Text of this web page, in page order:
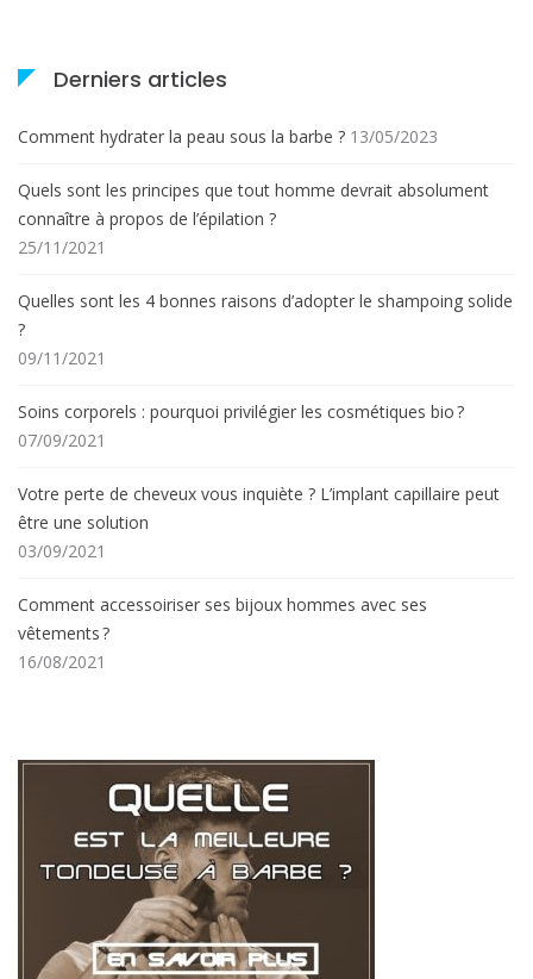
Derniers articles
Comment hydrater la peau sous la barbe ? 13/05/2023
Quels sont les principes que tout homme devrait absolument
connaître à propos de l’épilation ?
25/11/2021
Quelles sont les 4 bonnes raisons d’adopter le shampoing solide
?
09/11/2021
Soins corporels : pourquoi privilégier les cosmétiques bio ?
07/09/2021
Votre perte de cheveux vous inquiète ? L’implant capillaire peut
être une solution
03/09/2021
Comment accessoiriser ses bijoux hommes avec ses
vêtements ?
16/08/2021